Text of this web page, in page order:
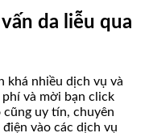
da liễu qua
khá nhiều dịch vụ và
và mời bạn click
cũng uy tín, chuyên
vào các dịch vụ